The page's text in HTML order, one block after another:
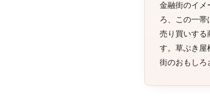
金融街のイメ
ろ、この一帯
売り買いする
す。草ぶき屋
街のおもしろ